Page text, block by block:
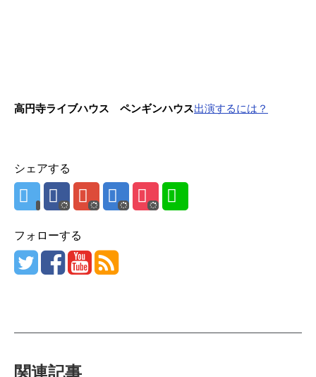
高円寺ライブハウス ペンギンハウス出演するには？
シェアする
フォローする
関連記事